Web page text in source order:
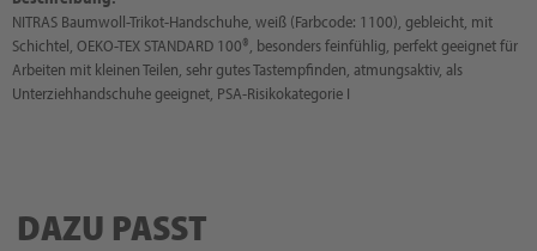
NITRAS Baumwoll-Trikot-Handschuhe, weiß (Farbcode: 1100), gebleicht, mit
Schichtel, OEKO-TEX STANDARD 100®, besonders feinfühlig, perfekt geeignet für
Arbeiten mit kleinen Teilen, sehr gutes Tastempfinden, atmungsaktiv, als
Unterziehhandschuhe geeignet, PSA-Risikokategorie I
DAZU PASST